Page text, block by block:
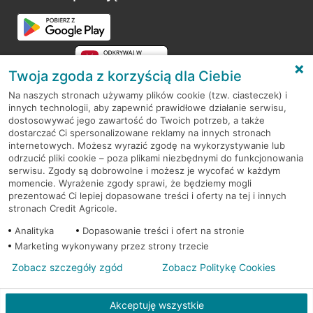
RODO
Regulamin serwisu
Mapa serwisu
PolitykaCookies
© 2026 Credit Agricole Bank Polska S.A. Wszelkie prawa zastrzeżone
Twoja zgoda z korzyścią dla Ciebie
Na naszych stronach używamy plików cookie (tzw. ciasteczek) i
innych technologii, aby zapewnić prawidłowe działanie serwisu,
dostosowywać jego zawartość do Twoich potrzeb, a także
dostarczać Ci spersonalizowane reklamy na innych stronach
internetowych. Możesz wyrazić zgodę na wykorzystywanie lub
odrzucić pliki cookie – poza plikami niezbędnymi do funkcjonowania
serwisu. Zgody są dobrowolne i możesz je wycofać w każdym
momencie. Wyrażenie zgody sprawi, że będziemy mogli
prezentować Ci lepiej dopasowane treści i oferty na tej i innych
stronach Credit Agricole.
Analityka
Dopasowanie treści i ofert na stronie
Marketing wykonywany przez strony trzecie
Akceptuję wszystkie
Zobacz szczegóły zgód Zobacz Politykę Cookies